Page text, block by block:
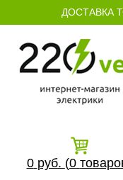
ДОСТАВКА
0 руб. (0